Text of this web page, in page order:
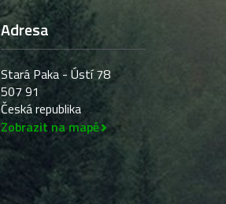
Adresa
Stará Paka - Ústí 78
507 91
Česká republika
Zobrazit na mapě